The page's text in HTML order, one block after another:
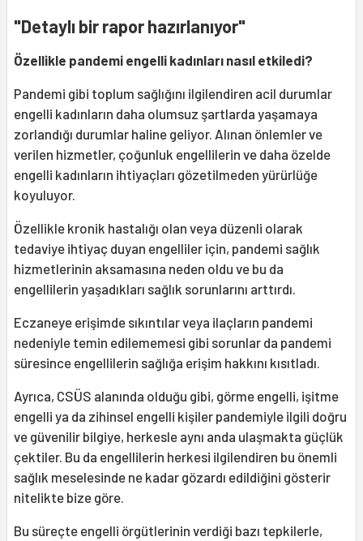
"Detaylı bir rapor hazırlanıyor"
Özellikle pandemi engelli kadınları nasıl etkiledi?
Pandemi gibi toplum sağlığını ilgilendiren acil durumlar
engelli kadınların daha olumsuz şartlarda yaşamaya
zorlandığı durumlar haline geliyor. Alınan önlemler ve
verilen hizmetler, çoğunluk engellilerin ve daha özelde
engelli kadınların ihtiyaçları gözetilmeden yürürlüğe
koyuluyor.
Özellikle kronik hastalığı olan veya düzenli olarak
tedaviye ihtiyaç duyan engelliler için, pandemi sağlık
hizmetlerinin aksamasına neden oldu ve bu da
engellilerin yaşadıkları sağlık sorunlarını arttırdı.
Eczaneye erişimde sıkıntılar veya ilaçların pandemi
nedeniyle temin edilememesi gibi sorunlar da pandemi
süresince engellilerin sağlığa erişim hakkını kısıtladı.
Ayrıca, CSÜS alanında olduğu gibi, görme engelli, işitme
engelli ya da zihinsel engelli kişiler pandemiyle ilgili doğru
ve güvenilir bilgiye, herkesle aynı anda ulaşmakta güçlük
çektiler. Bu da engellilerin herkesi ilgilendiren bu önemli
sağlık meselesinde ne kadar gözardı edildiğini gösterir
nitelikte bize göre.
Bu süreçte engelli örgütlerinin verdiği bazı tepkilerle,